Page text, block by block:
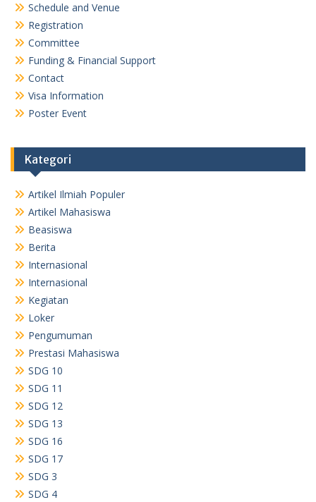
Schedule and Venue
Registration
Committee
Funding & Financial Support
Contact
Visa Information
Poster Event
Kategori
Artikel Ilmiah Populer
Artikel Mahasiswa
Beasiswa
Berita
Internasional
Internasional
Kegiatan
Loker
Pengumuman
Prestasi Mahasiswa
SDG 10
SDG 11
SDG 12
SDG 13
SDG 16
SDG 17
SDG 3
SDG 4